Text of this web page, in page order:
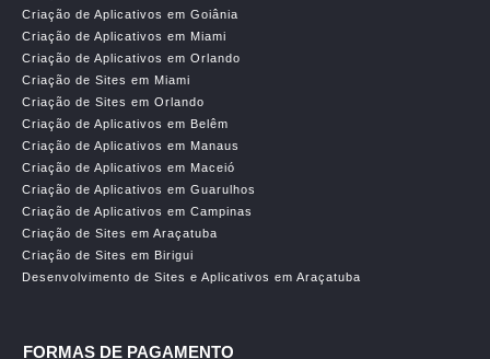
Criação de Aplicativos em Goiânia
Criação de Aplicativos em Miami
Criação de Aplicativos em Orlando
Criação de Sites em Miami
Criação de Sites em Orlando
Criação de Aplicativos em Belêm
Criação de Aplicativos em Manaus
Criação de Aplicativos em Maceió
Criação de Aplicativos em Guarulhos
Criação de Aplicativos em Campinas
Criação de Sites em Araçatuba
Criação de Sites em Birigui
Desenvolvimento de Sites e Aplicativos em Araçatuba
FORMAS DE PAGAMENTO